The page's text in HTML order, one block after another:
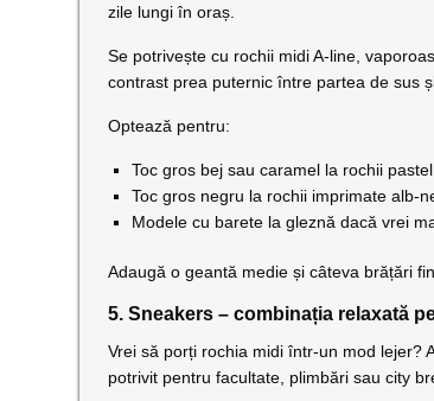
zile lungi în oraș.
Se potrivește cu rochii midi A-line,
contrast prea puternic între partea de sus
Optează pentru:
Toc gros bej sau caramel la rochii pastel.
Toc gros negru la rochii imprimate alb-
Modele cu barete la gleznă dacă vrei
Adaugă o geantă medie și câteva brățări
5. Sneakers – combinația relaxată
Vrei să porți rochia midi într-un mod lejer?
potrivit pentru facultate, plimbări sau city